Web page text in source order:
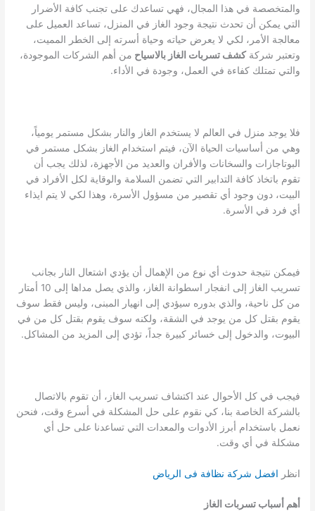
والمتخصصة في هذا المجال، فهي تساعدك على تجنب كافة الأضرار
التي يمكن أن تحدث نتيجة وجود الغاز في المنزل، تساعد العميل على
معالجة الأمر، لكي لا يعرض حياته وحياة أسرته إلى الخطر المميت،
وتعتبر شركةكشف تسربات الغاز بالاسياح من أهم الشركات الموجودة،
والتي تمتلك كفاءة في العمل، وجودة في الأداء.
فلا يوجد منزل في العالم لا يستخدم الغاز والنار بشكل مستمر يومياً،
وهي من أساسيات الحياة الآن، فيتم استخدام الغاز بشكل مستمر في
البوتاجازات والسخانات والأفران والعديد من الأجهزة، لذلك يجب أن
تقوم باتخاذ كافة التدابير التي تضمن السلامة والوقاية لكل الأفراد في
البيت، دون وجود أي تقصير من مسؤول الأسرة، وهذا لكي لا يتم ايذاء
أي فرد في الأسرة.
فيمكن نتيجة حدوث أي نوع من الإهمال أن يؤدي اشتعال النار بجانب
تسريب الغاز إلى انفجار اسطوانة الغاز، والذي يصل مداها إلى 10 أمتار
من كل ناحية، والذي بدوره سيؤدي إلى انهيار المبنى، وليس فقط سوف
يقوم بقتل كل من يوجد في الشقة، ولكنه سوف يقوم بقتل كل من في
البيوت، والدخول إلى خسائر كبيرة جداً، تؤدي إلى المزيد من المشاكل.
فيجب في كل الأحوال عند اكتشاف تسريب الغاز، أن تقوم بالاتصال
بالشركة الخاصة بنا، كي نقوم على حل المشكلة في أسرع وقت، فنحن
نعمل باستخدام أبرز الأدوات والمعدات التي تساعدنا على حل أي
مشكلة في أي وقت.
انظر افضل شركة نظافة فى الرياض
أهم أسباب تسربات الغاز